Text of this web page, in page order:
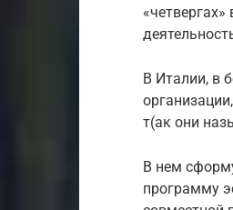
В Италии, в
т(ак они
В нем
программу